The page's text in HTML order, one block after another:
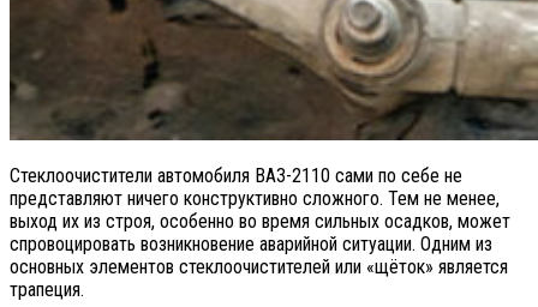
Стеклоочистители автомобиля ВАЗ-2110 сами по себе не
представляют ничего конструктивно сложного. Тем не менее,
выход их из строя, особенно во время сильных осадков, может
спровоцировать возникновение аварийной ситуации. Одним из
основных элементов стеклоочистителей или «щёток» является
трапеция.